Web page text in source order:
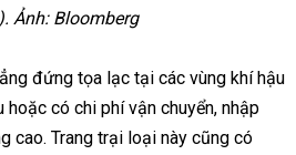
Ảnh: Bloomberg
đứng tọa lạc tại các vùng khí hậu
hoặc có chi phí vận chuyển, nhập
cao. Trang trại loại này cũng có